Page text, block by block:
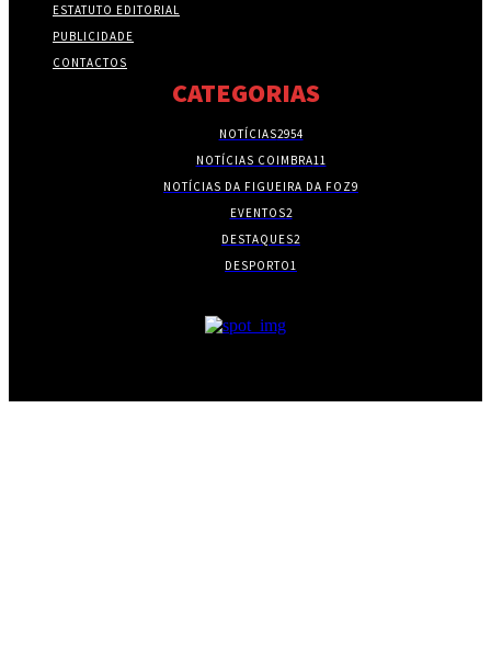
ESTATUTO EDITORIAL
PUBLICIDADE
CONTACTOS
CATEGORIAS
NOTÍCIAS2954
NOTÍCIAS COIMBRA11
NOTÍCIAS DA FIGUEIRA DA FOZ9
EVENTOS2
DESTAQUES2
DESPORTO1